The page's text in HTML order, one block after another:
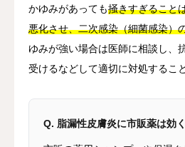
かゆみがあっても掻きすぎること
悪化させ、二次感染（細菌感染）
ゆみが強い場合は医師に相談し、
受けるなどして適切に対処するこ
Q. 脂漏性皮膚炎に市販薬は効